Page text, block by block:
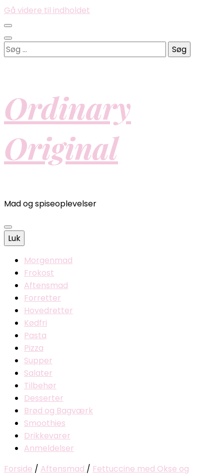
Gå videre til indholdet
Søg
efter:
Ordinary
Original
Mad og spiseoplevelser
Luk
Morgenmad
Frokost
Aftensmad
Forretter
Hovedretter
Kødfri
Pasta
Pizza
Supper
Salater
Tilbehør
Desserter
Brød og Bagværk
Smoothies
Drikkevarer
Anmeldelser
Forside / Aftensmad / Fettuccine med Okse og